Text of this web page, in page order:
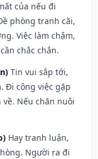
của nếu đi
phòng tranh cãi,
Việc làm chậm,
chắc chắn.
Tin vui sắp tới,
Đi công việc gặp
Nếu chăn nuôi
Hay tranh luận,
Người ra đi